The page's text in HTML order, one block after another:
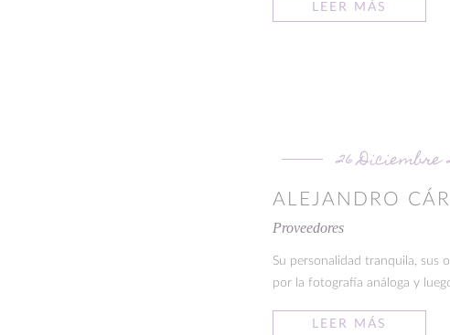
LEER MÁS
26 Diciembre
ALEJANDRO
Proveedores
Su personalidad tranquila, sus
por la fotografía análoga y
LEER MÁS